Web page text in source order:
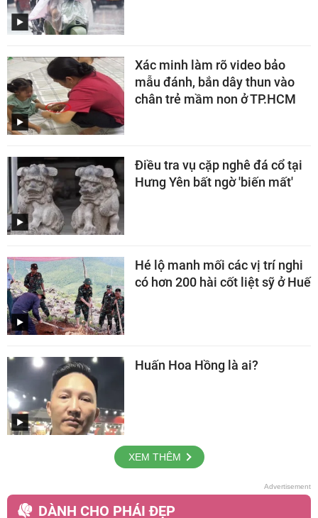
Xác minh làm rõ video bảo
mẫu đánh, bắn dây thun vào
chân trẻ mầm non ở TP.HCM
Điều tra vụ cặp nghê đá cổ tại
Hưng Yên bất ngờ 'biến mất'
Hé lộ manh mối các vị trí nghi
có hơn 200 hài cốt liệt sỹ ở Huế
Huấn Hoa Hồng là ai?
XEM THÊM
DÀNH CHO PHÁI ĐẸP